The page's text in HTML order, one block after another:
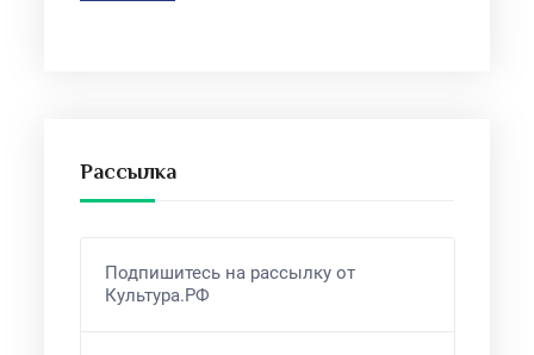
Рассылка